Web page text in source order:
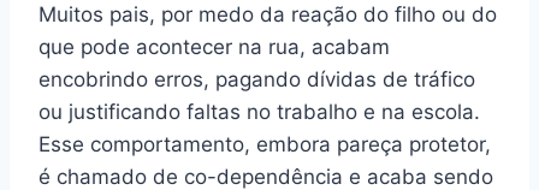
Muitos pais, por medo da reação do filho ou do
que pode acontecer na rua, acabam
encobrindo erros, pagando dívidas de tráfico
ou justificando faltas no trabalho e na escola.
Esse comportamento, embora pareça protetor,
é chamado de co-dependência e acaba sendo